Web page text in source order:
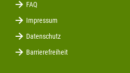
FAQ
Impressum
Datenschutz
Barrierefreiheit